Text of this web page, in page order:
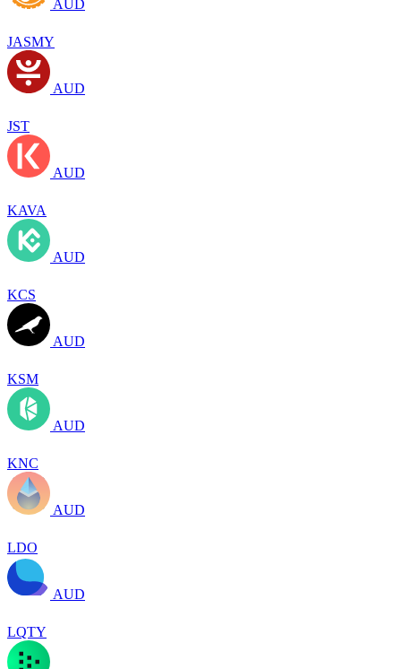
AUD
JASMY
AUD
JST
AUD
KAVA
AUD
KCS
AUD
KSM
AUD
KNC
AUD
LDO
AUD
LQTY